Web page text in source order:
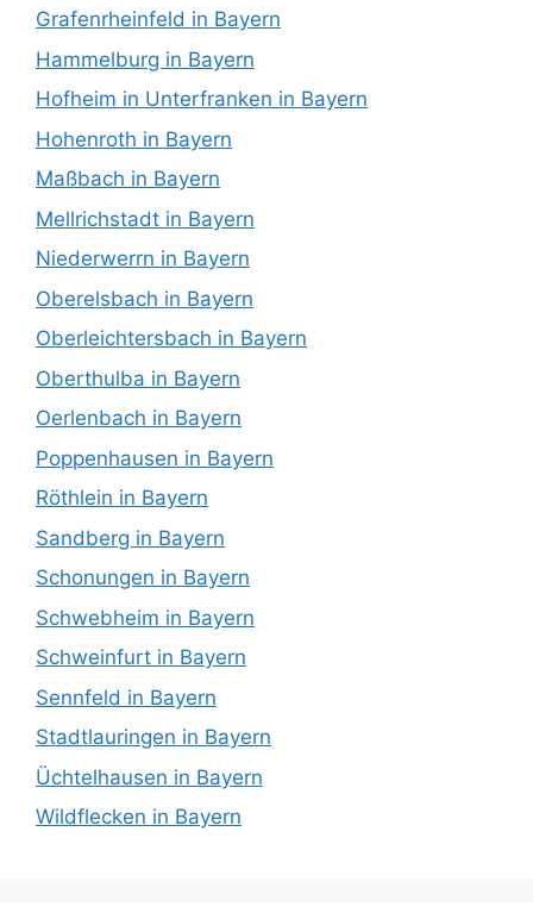
Grafenrheinfeld in Bayern
Hammelburg in Bayern
Hofheim in Unterfranken in Bayern
Hohenroth in Bayern
Maßbach in Bayern
Mellrichstadt in Bayern
Niederwerrn in Bayern
Oberelsbach in Bayern
Oberleichtersbach in Bayern
Oberthulba in Bayern
Oerlenbach in Bayern
Poppenhausen in Bayern
Röthlein in Bayern
Sandberg in Bayern
Schonungen in Bayern
Schwebheim in Bayern
Schweinfurt in Bayern
Sennfeld in Bayern
Stadtlauringen in Bayern
Üchtelhausen in Bayern
Wildflecken in Bayern